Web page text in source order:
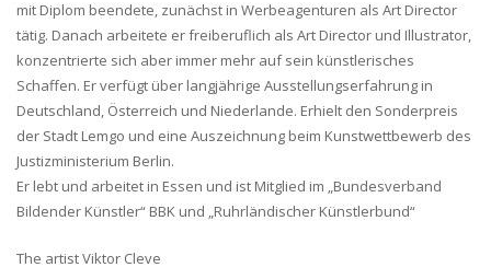
mit Diplom beendete, zunächst in Werbeagenturen als Art Director
tätig. Danach arbeitete er freiberuflich als Art Director und Illustrator,
konzentrierte sich aber immer mehr auf sein künstlerisches
Schaffen. Er verfügt über langjährige Ausstellungserfahrung in
Deutschland, Österreich und Niederlande. Erhielt den Sonderpreis
der Stadt Lemgo und eine Auszeichnung beim Kunstwettbewerb des
Justizministerium Berlin.
Er lebt und arbeitet in Essen und ist Mitglied im „Bundesverband
Bildender Künstler“ BBK und „Ruhrländischer Künstlerbund“
The artist Viktor Cleve